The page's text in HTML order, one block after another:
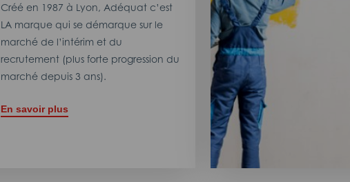
Créé en 1987 à Lyon, Adéquat c’est
LA marque qui se démarque sur le
marché de l’intérim et du
recrutement (plus forte progression du
marché depuis 3 ans).
En savoir plus